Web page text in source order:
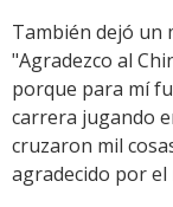
También dejó un
"Agradezco al
porque para mí
carrera jugando
cruzaron mil
agradecido por